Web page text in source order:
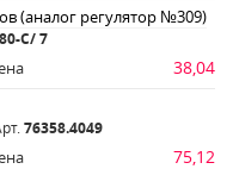
(аналог регулятор №309)
C/ 7
38,04
76358.4049
75,12